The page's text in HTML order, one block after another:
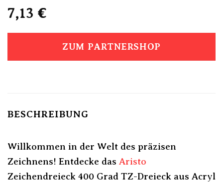
7,13 €
ZUM PARTNERSHOP
BESCHREIBUNG
Willkommen in der Welt des präzisen
Zeichnens! Entdecke das Aristo
Zeichendreieck 400 Grad TZ-Dreieck aus Acryl